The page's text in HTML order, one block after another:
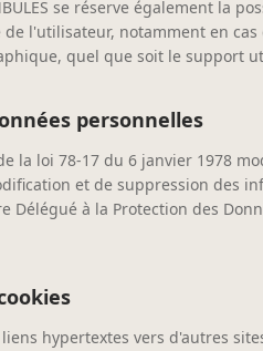
se réserve également la
l'utilisateur, notamment en cas
quel que soit le support
personnelles
la loi 78-17 du 6 janvier 1978
et de suppression des
Délégué à la Protection des
hypertextes vers d'autres